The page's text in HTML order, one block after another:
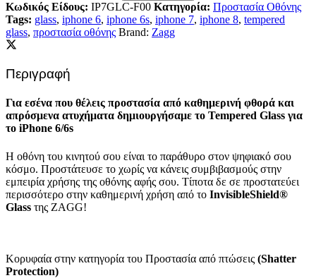
Κωδικός Είδους: IP7GLC-F00 Κατηγορία: Προστασία Οθόνης
Tags: glass, iphone 6, iphone 6s, iphone 7, iphone 8, tempered
glass, προστασία οθόνης Brand: Zagg
Περιγραφή
Για εσένα που θέλεις προστασία από καθημερινή φθορά και
απρόσμενα ατυχήματα δημιουργήσαμε το Tempered Glass για
το iPhone 6/6s
Η οθόνη του κινητού σου είναι το παράθυρο στον ψηφιακό σου
κόσμο. Προστάτευσε το χωρίς να κάνεις συμβιβασμούς στην
εμπειρία χρήσης της οθόνης αφής σου. Τίποτα δε σε προστατεύει
περισσότερο στην καθημερινή χρήση από το InvisibleShield®
Glass της ZAGG!
Κορυφαία στην κατηγορία του Προστασία από πτώσεις (Shatter
Protection)